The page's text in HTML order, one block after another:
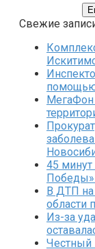
Свежие
МегаФон
45
Победы»
В ДТП на
области
Из-за
Честный